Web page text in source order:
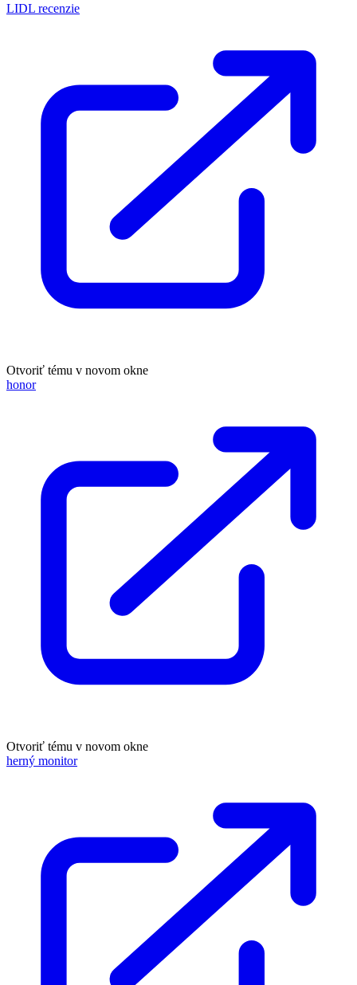
LIDL recenzie
Otvoriť tému v novom okne
honor
Otvoriť tému v novom okne
herný monitor